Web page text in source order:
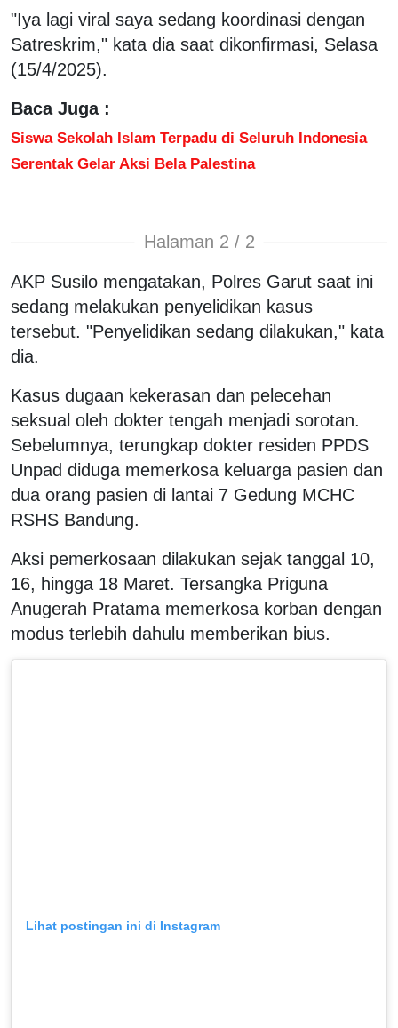
"Iya lagi viral saya sedang koordinasi dengan
Satreskrim," kata dia saat dikonfirmasi, Selasa
(15/4/2025).
Baca Juga :
Siswa Sekolah Islam Terpadu di Seluruh Indonesia
Serentak Gelar Aksi Bela Palestina
Halaman 2 / 2
AKP Susilo mengatakan, Polres Garut saat ini
sedang melakukan penyelidikan kasus
tersebut. "Penyelidikan sedang dilakukan," kata
dia.
Kasus dugaan kekerasan dan pelecehan
seksual oleh dokter tengah menjadi sorotan.
Sebelumnya, terungkap dokter residen PPDS
Unpad diduga memerkosa keluarga pasien dan
dua orang pasien di lantai 7 Gedung MCHC
RSHS Bandung.
Aksi pemerkosaan dilakukan sejak tanggal 10,
16, hingga 18 Maret. Tersangka Priguna
Anugerah Pratama memerkosa korban dengan
modus terlebih dahulu memberikan bius.
Lihat postingan ini di Instagram